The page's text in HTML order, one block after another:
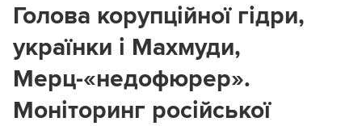
Голова корупційної гідри,
українки і Махмуди,
Мерц-«недофюрер».
Моніторинг російської